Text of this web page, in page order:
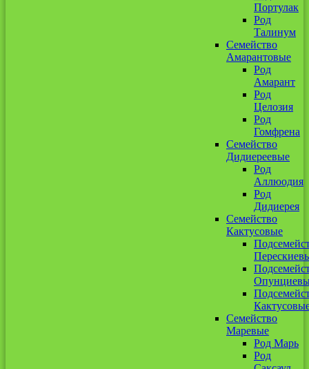
Портулак
Род
Талинум
Семейство
Амарантовые
Род
Амарант
Род
Целозия
Род
Гомфрена
Семейство
Дидиереевые
Род
Аллюодия
Род
Дидиерея
Семейство
Кактусовые
Семейство
Маревые
Род Марь
Род